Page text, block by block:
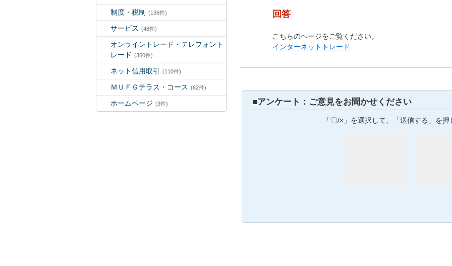
制度・税制 (136件)
サービス (48件)
オンライントレード・テレフォント
レード (350件)
ネット信用取引 (110件)
ＭＵＦＧテラス・コース (62件)
ホームページ (3件)
回答
こちらのページをご覧ください。
インターネットトレード
■アンケート：ご意見をお聞かせください
「〇/×」を選択して、「送信する」を押